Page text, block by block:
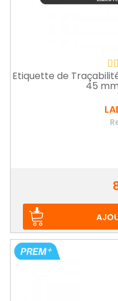
Etiquette de
45